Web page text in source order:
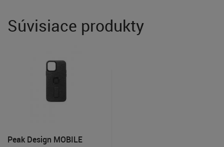
Súvisiace produkty
Peak Design MOBILE